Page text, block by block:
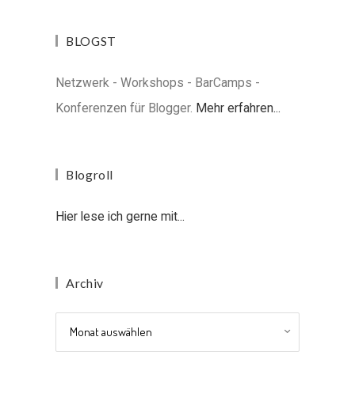
BLOGST
Netzwerk - Workshops - BarCamps -
Konferenzen für Blogger. Mehr erfahren...
Blogroll
Hier lese ich gerne mit...
Archiv